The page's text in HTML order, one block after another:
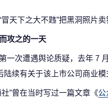
天下之大不韪”把黑洞照片
攻之的一天
一次遭遇舆论质疑，去年 7
陆续有关于该上市公司商业
”曾在当时写过一篇文章《公